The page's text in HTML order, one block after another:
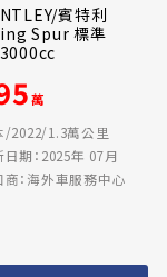
賓特利
Spur 標準
萬
/2022/1.3萬公里
日期：2025年 07月
商：海外車服務中心